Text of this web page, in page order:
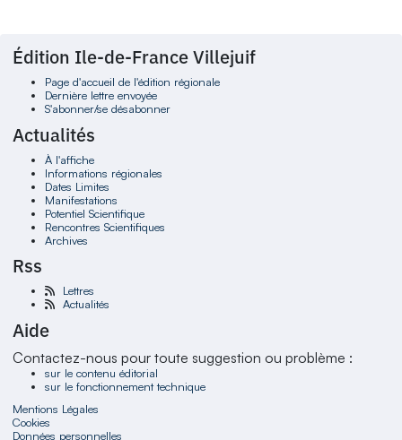
Édition Ile-de-France Villejuif
Page d'accueil de l'édition régionale
Dernière lettre envoyée
S'abonner/se désabonner
Actualités
À l'affiche
Informations régionales
Dates Limites
Manifestations
Potentiel Scientifique
Rencontres Scientifiques
Archives
Rss
Lettres
Actualités
Aide
Contactez-nous pour toute suggestion ou problème :
sur le contenu éditorial
sur le fonctionnement technique
Mentions Légales
Cookies
Données personnelles